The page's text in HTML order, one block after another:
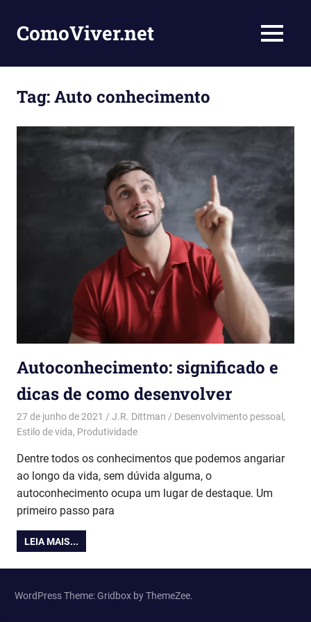
contentComoViver.net
viver
MENU
Tag:Auto conhecimento
Autoconhecimento: significado e
dicas de como desenvolver
27 de junho de 2021 J.R. Dittman Desenvolvimento pessoal ,
Estilo de vida, Produtividade
Dentre todos os conhecimentos que podemos angariar
ao longo da vida, sem dúvida alguma, o
autoconhecimento ocupa um lugar de destaque. Um
primeiro passo para
LEIA MAIS...
WordPress Theme: Gridbox by ThemeZee.